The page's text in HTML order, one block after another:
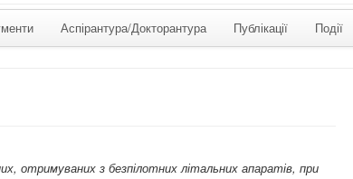
Аспірантура/Докторантура Публікації Події
отримуваних з безпілотних літальних апаратів, при